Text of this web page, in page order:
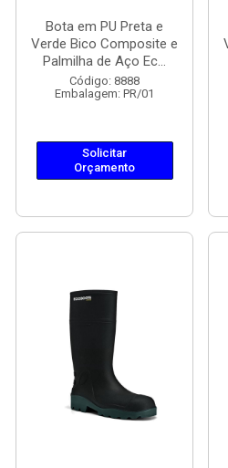
Bota em PU Preta e
Verde Bico Composite e
Palmilha de Aço Ec...
Código: 8888
Embalagem: PR/01
Solicitar
Orçamento